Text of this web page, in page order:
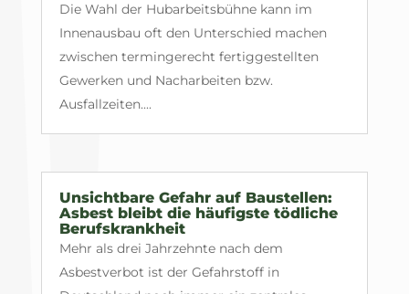
Die Wahl der Hubarbeitsbühne kann im
Innenausbau oft den Unterschied machen
zwischen termingerecht fertiggestellten
Gewerken und Nacharbeiten bzw.
Ausfallzeiten....
Unsichtbare Gefahr auf Baustellen:
Asbest bleibt die häufigste tödliche
Berufskrankheit
Mehr als drei Jahrzehnte nach dem
Asbestverbot ist der Gefahrstoff in